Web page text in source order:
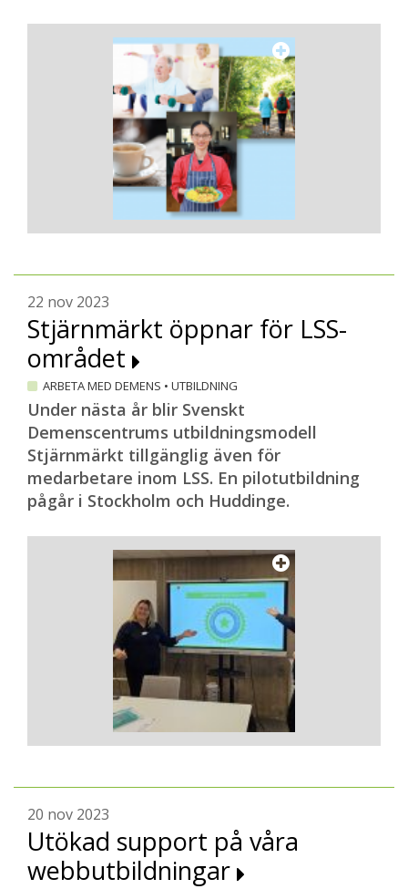
22 nov 2023
Stjärnmärkt öppnar för LSS-
området
ARBETA MED DEMENS • UTBILDNING
Under nästa år blir Svenskt
Demenscentrums utbildningsmodell
Stjärnmärkt tillgänglig även för
medarbetare inom LSS. En pilotutbildning
pågår i Stockholm och Huddinge.
20 nov 2023
Utökad support på våra
webbutbildningar